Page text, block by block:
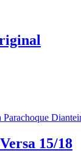
15/18